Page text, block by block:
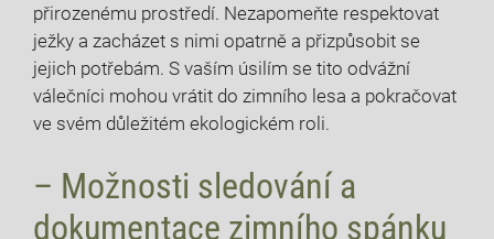
přirozenému prostředí. Nezapomeňte respektovat
ježky a zacházet s nimi opatrně a přizpůsobit se
jejich potřebám. S vaším úsilím se tito odvážní
válečníci mohou vrátit do zimního lesa a pokračovat
ve svém důležitém ekologickém roli.
– Možnosti sledování a
dokumentace zimního spánku